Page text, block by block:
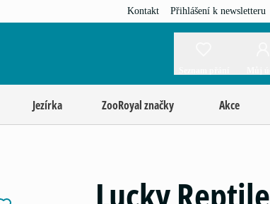
Kontakt Přihlášení k newsletteru
Jezírka ZooRoyal značky Akce